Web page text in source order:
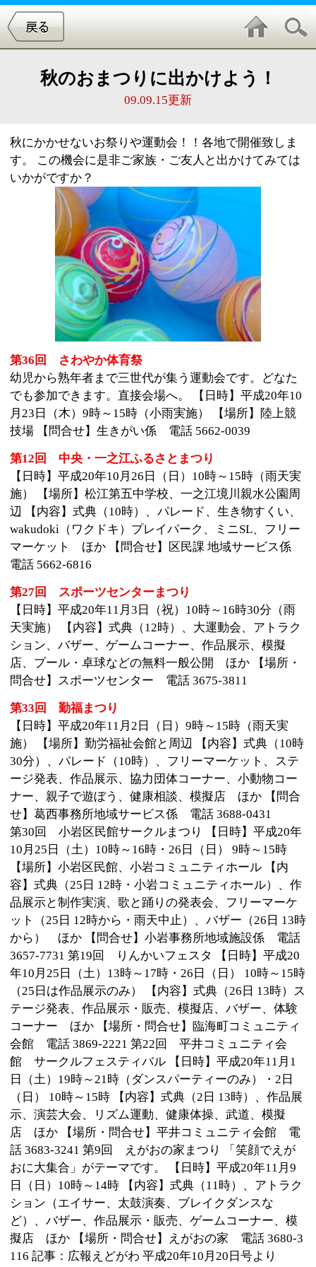
09.09.15更新
秋にかかせないお祭りや運動会！！各地で開催致しま
第36回 さわやか体育祭
幼児から熟年者まで三世代が集う運動会です。どなた
でも参加できます。直接会場へ。 【日時】平成20年10
月23日（木）9時～15時（小雨実施） 【場所】陸上競
技場 【問合せ】生きがい係 電話 5662-0039
第12回 中央・一之江ふるさとまつり
【日時】平成20年10月26日（日）10時～15時（雨天実
施） 【場所】松江第五中学校、一之江境川親水公園周
辺 【内容】式典（10時）、パレード、生き物すくい、
wakudoki（ワクドキ）プレイパーク、ミニSL、フリー
マーケット ほか 【問合せ】区民課 地域サービス係
電話 5662-6816
第27回 スポーツセンターまつり
【日時】平成20年11月3日（祝）10時～16時30分（雨
ション、バザー、ゲームコーナー、作品展示、模擬
店、プール・卓球などの無料一般公開 ほか 【場所・
問合せ】スポーツセンター 電話 3675-3811
第33回 勤福まつり
【日時】平成20年11月2日（日）9時～15時（雨天実
施） 【場所】勤労福祉会館と周辺 【内容】式典（10時
30分）、パレード（10時）、フリーマーケット、ステ
ージ発表、作品展示、協力団体コーナー、小動物コー
ナー、親子で遊ぼう、健康相談、模擬店 ほか 【問合
第30回 小岩区民館サークルまつり 【日時】平成20年
10月25日（土）10時～16時・26日（日） 9時～15時
【場所】小岩区民館、小岩コミュニティホール 【内
容】式典（25日 12時・小岩コミュニティホール）、作
品展示と制作実演、歌と踊りの発表会、フリーマーケ
ット（25日 12時から・雨天中止）、バザー（26日 13時
から） ほか 【問合せ】小岩事務所地域施設係 電話
3657-7731 第19回 りんかいフェスタ 【日時】平成20
（25日は作品展示のみ） 【内容】式典（26日 13時）ス
テージ発表、作品展示・販売、模擬店、バザー、体験
コーナー ほか 【場所・問合せ】臨海町コミュニティ
会館 電話 3869-2221 第22回 平井コミュニティ会
館 サークルフェスティバル 【日時】平成20年11月1
日（土）19時～21時（ダンスパーティーのみ）・2日
（日） 10時～15時 【内容】式典（2日 13時）、作品展
示、演芸大会、リズム運動、健康体操、武道、模擬
店 ほか 【場所・問合せ】平井コミュニティ会館 電
話 3683-3241 第9回 えがおの家まつり 「笑顔でえが
おに大集合」がテーマです。 【日時】平成20年11月9
日（日）10時～14時 【内容】式典（11時）、アトラク
ション（エイサー、太鼓演奏、ブレイクダンスな
ど）、バザー、作品展示・販売、ゲームコーナー、模
擬店 ほか 【場所・問合せ】えがおの家 電話 3680-3
116 記事：広報えどがわ 平成20年10月20日号より
このページの先頭へ
江戸川区時間 墨田区時間 葛飾区時間
表示：PC|モバイル
© 2013 art blue Inc.